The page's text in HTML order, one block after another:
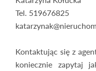
Tel. 519676825
Kontaktując się z
koniecznie zapytaj